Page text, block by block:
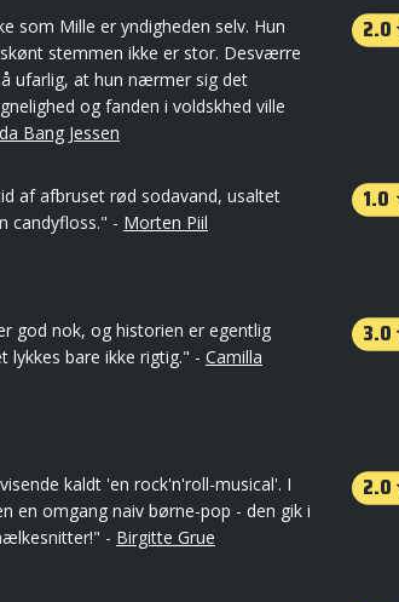
som Mille er yndigheden selv. Hun
stemmen ikke er stor. Desværre
ufarlig, at hun nærmer sig det
og fanden i voldskhed ville
Bang Jessen
2.0
af afbruset rød sodavand, usaltet
candyfloss." - Morten Piil
1.0
god nok, og historien er egentlig
lykkes bare ikke rigtig." - Camilla
3.0
kaldt 'en rock'n'roll-musical'. I
en omgang naiv børne-pop - den gik i
- Birgitte Grue
2.0